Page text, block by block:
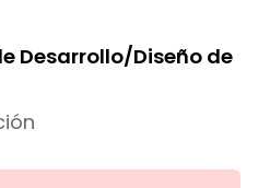
Desarrollo/Diseño de